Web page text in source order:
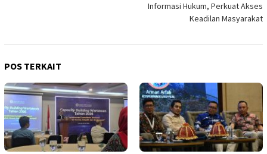
Informasi Hukum, Perkuat Akses
Keadilan Masyarakat
POS TERKAIT